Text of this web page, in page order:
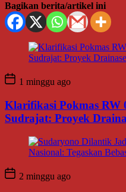
Bagikan berita/artikel ini
1 minggu ago
Klarifikasi Pokmas RW
Sudrajat: Proyek
2 minggu ago